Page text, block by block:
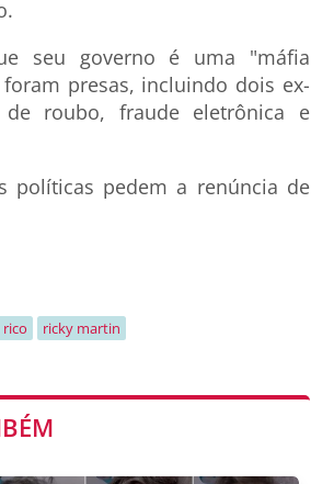
seu governo é uma "máfia
presas, incluindo dois ex-
roubo, fraude eletrônica e
políticas pedem a renúncia de
ricky martin